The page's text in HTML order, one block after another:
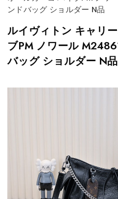
ンドバッグ ショルダー N品
ルイヴィトン キャリ
ブPM ノワール
バッグ ショルダー N品